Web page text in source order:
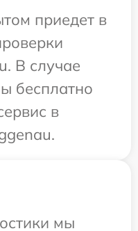
приедет в
В случае
бесплатно
в
мы